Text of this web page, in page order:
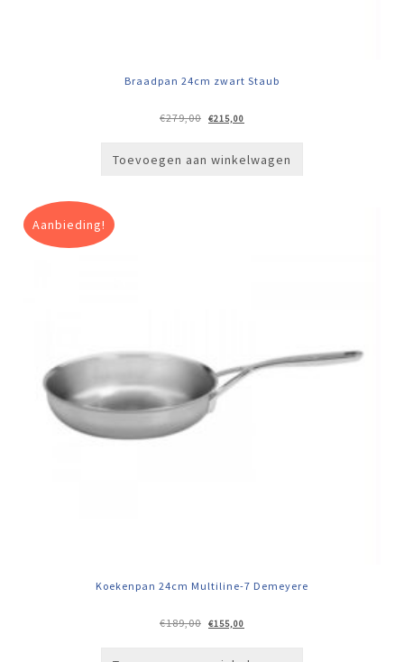
Braadpan 24cm zwart Staub
€279,00
Oorspronkelijke
prijs
€215,00
prijs
Toevoegen aan winkelwagen
Aanbieding!
Koekenpan 24cm Multiline-7 Demeyere
€189,00
Oorspronkelijke
prijs
€155,00
prijs